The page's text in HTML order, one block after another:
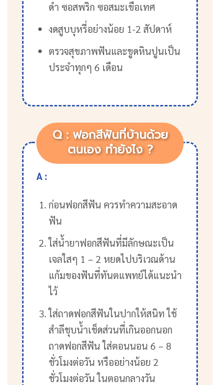
ดำ ซอสพริก ซอสมะเขือเทศ
งดสูบบุหรี่อย่างน้อย 1-2 สัปดาห์
ตรวจสุขภาพฟันและขูดหินปูนเป็น
ประจำทุกๆ 6 เดือน
Q : ฟอกสีฟันที่บ้านด้วย
ตนเอง ทำยังไง ?
A :
ก่อนฟอกสีฟัน ควรทำความสะอาด
ฟัน
ใส่น้ำยาฟอกสีฟันที่มีลักษณะเป็น
เจลใสๆ 1 – 2 หยดไปบริเวณด้าน
แก้มของฟันที่ทันตแพทย์ได้แนะนำ
ไว้
ใส่ถาดฟอกสีฟันในปากให้สนิท ใช้
สำลีชุบน้ำเช็ดส่วนที่เกินออกนอก
ถาดฟอกสีฟัน ใส่ตอนนอน 6 – 8
ชั่วโมงต่อวัน หรืออย่างน้อย 2
ชั่วโมงต่อวัน ในตอนกลางวัน